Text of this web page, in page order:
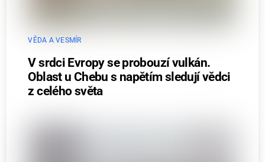
VĚDA A VESMÍR
V srdci Evropy se probouzí vulkán.
Oblast u Chebu s napětím sledují vědci
z celého světa